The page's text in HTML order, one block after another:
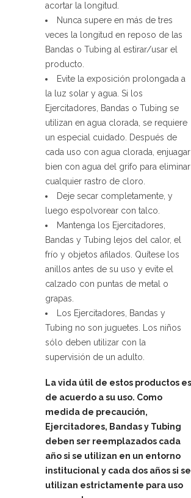
acortar la longitud.
Nunca supere en más de tres
veces la longitud en reposo de las
Bandas o Tubing al estirar/usar el
producto.
Evite la exposición prolongada a
la luz solar y agua. Si los
Ejercitadores, Bandas o Tubing se
utilizan en agua clorada, se requiere
un especial cuidado. Después de
cada uso con agua clorada, enjuagar
bien con agua del grifo para eliminar
cualquier rastro de cloro.
Deje secar completamente, y
luego espolvorear con talco.
Mantenga los Ejercitadores,
Bandas y Tubing lejos del calor, el
frío y objetos afilados. Quítese los
anillos antes de su uso y evite el
calzado con puntas de metal o
grapas.
Los Ejercitadores, Bandas y
Tubing no son juguetes. Los niños
sólo deben utilizar con la
supervisión de un adulto.
La vida útil de estos productos es
de acuerdo a su uso. Como
medida de precaución,
Ejercitadores, Bandas y Tubing
deben ser reemplazados cada
año si se utilizan en un entorno
institucional y cada dos años si se
utilizan estrictamente para uso